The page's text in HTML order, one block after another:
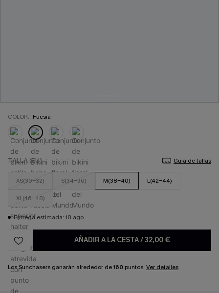
COLOR: Fucsia
TALLA (EU) Guía de tallas
XS(30-32) S(34-36) M(38-40) L(42-44)
XL(46-48)
Entrega estimada: 18 ago.
AÑADIR A LA CESTA/32,00 €
Los Sunchasers ganarán alrededor de160 puntos. Ver detalles